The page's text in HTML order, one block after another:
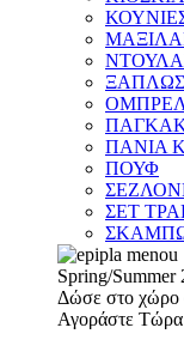
ΠΑΝΙΑ
ΠΟΥΦ
ΣΕΤ
Spring/Summer
Δώσε στο χώρο
Αγοράστε Τώρα